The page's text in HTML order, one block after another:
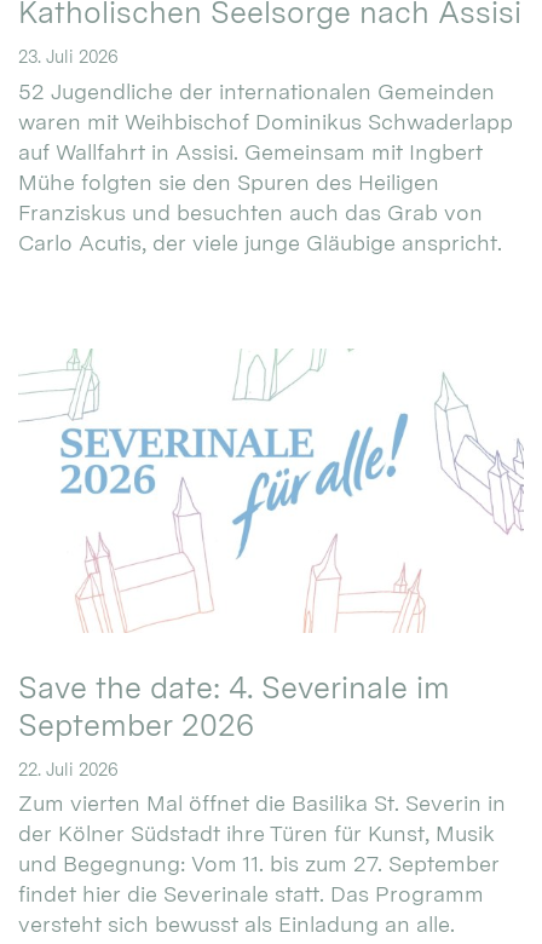
Katholischen Seelsorge nach Assisi
23. Juli 2026
52 Jugendliche der internationalen Gemeinden
waren mit Weihbischof Dominikus Schwaderlapp
auf Wallfahrt in Assisi. Gemeinsam mit Ingbert
Mühe folgten sie den Spuren des Heiligen
Franziskus und besuchten auch das Grab von
Carlo Acutis, der viele junge Gläubige anspricht.
Save the date: 4. Severinale im
September 2026
22. Juli 2026
Zum vierten Mal öffnet die Basilika St. Severin in
der Kölner Südstadt ihre Türen für Kunst, Musik
und Begegnung: Vom 11. bis zum 27. September
findet hier die Severinale statt. Das Programm
versteht sich bewusst als Einladung an alle.